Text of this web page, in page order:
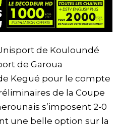
de Kouloundé
de Garoua
Kegué pour le compte
de la Coupe
s’imposent 2-0
une belle option sur la